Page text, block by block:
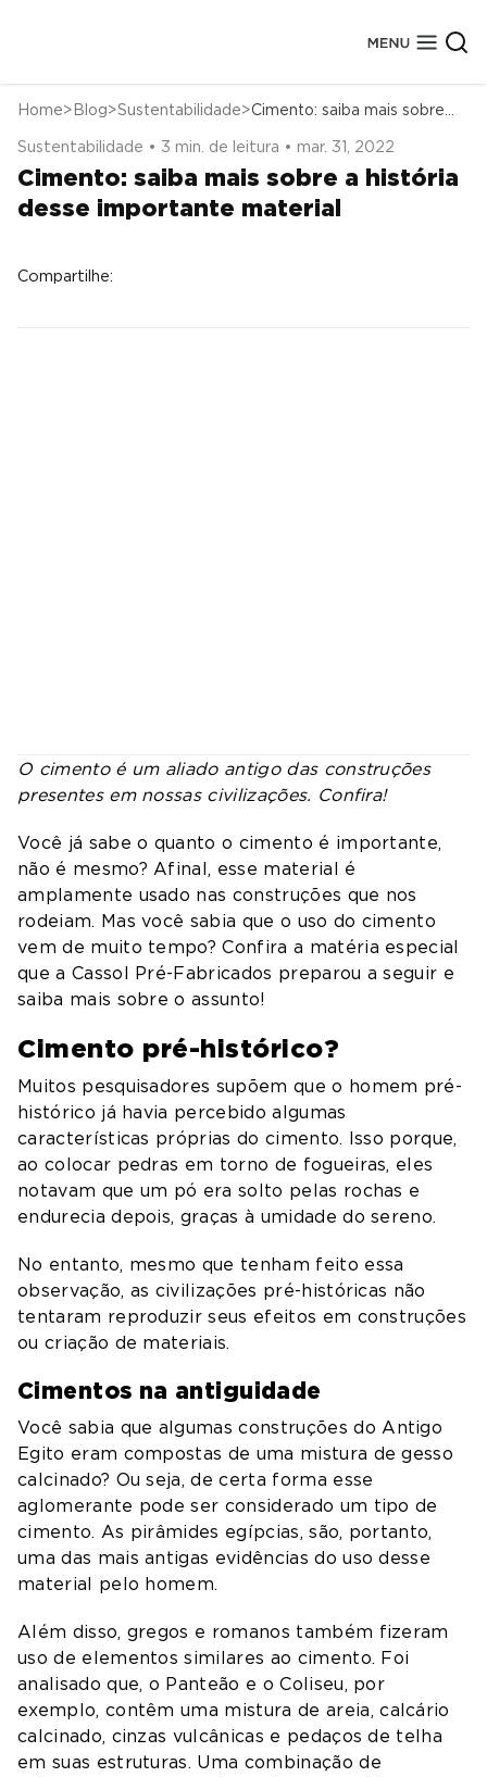
Sobre a Cassol Pré-Fabricados
Conheça Nossa História
Nossas Fábricas
Tecnologias
Segmentos de Obras
Elementos Estruturais
Obras Concluídas
Home Blog Sustentabilidade
Sustentabilidade • 3 min. de leitura • mar. 31, 2022
Cimento: saiba mais sobre a história
desse importante material
Compartilhe:
O cimento é um aliado antigo das construções
presentes em nossas civilizações. Confira!
Você já sabe o quanto o cimento é importante,
não é mesmo? Afinal, esse material é
amplamente usado nas construções que nos
rodeiam. Mas você sabia que o uso do cimento
vem de muito tempo? Confira a matéria especial
que a Cassol Pré-Fabricados preparou a seguir e
saiba mais sobre o assunto!
Cimento pré-histórico?
Muitos pesquisadores supõem que o homem pré-
histórico já havia percebido algumas
características próprias do cimento. Isso porque,
ao colocar pedras em torno de fogueiras, eles
notavam que um pó era solto pelas rochas e
endurecia depois, graças à umidade do sereno.
No entanto, mesmo que tenham feito essa
observação, as civilizações pré-históricas não
tentaram reproduzir seus efeitos em construções
ou criação de materiais.
Cimentos na antiguidade
Você sabia que algumas construções do Antigo
Egito eram compostas de uma mistura de gesso
calcinado? Ou seja, de certa forma esse
aglomerante pode ser considerado um tipo de
cimento. As pirâmides egípcias, são, portanto,
uma das mais antigas evidências do uso desse
material pelo homem.
Além disso, gregos e romanos também fizeram
uso de elementos similares ao cimento. Foi
analisado que, o Panteão e o Coliseu, por
exemplo, contêmuma mistura de areia, calcário
calcinado, cinzas vulcânicas e pedaços de telha
em suas estruturas. Uma combinação de